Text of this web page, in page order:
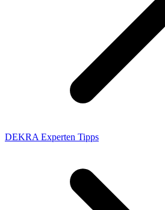
DEKRA Experten Tipps